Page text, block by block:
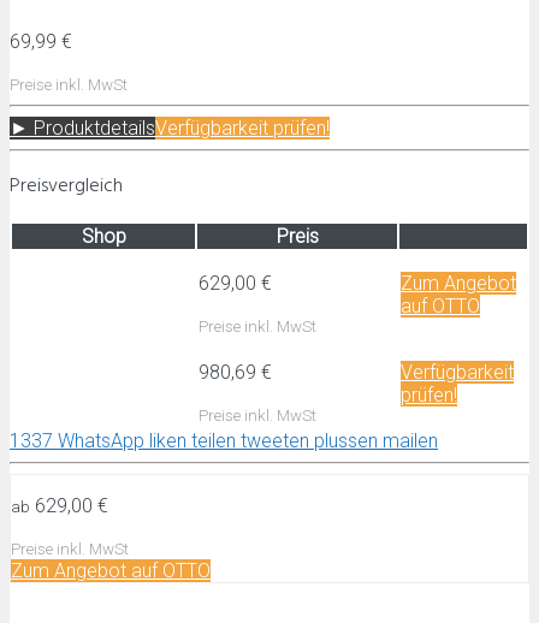
69,99 €
Preise inkl. MwSt
► ProduktdetailsVerfügbarkeit prüfen!
Preisvergleich
Shop Preis
629,00 €
Preise inkl. MwSt
Zum Angebot
auf OTTO
980,69 €
Preise inkl. MwSt
Verfügbarkeit
prüfen!
1337 WhatsApp liken teilen tweeten plussen mailen
ab 629,00 €
Preise inkl. MwSt
Zum Angebot auf OTTO